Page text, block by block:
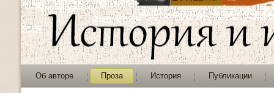
Об авторе Проза История Публикации